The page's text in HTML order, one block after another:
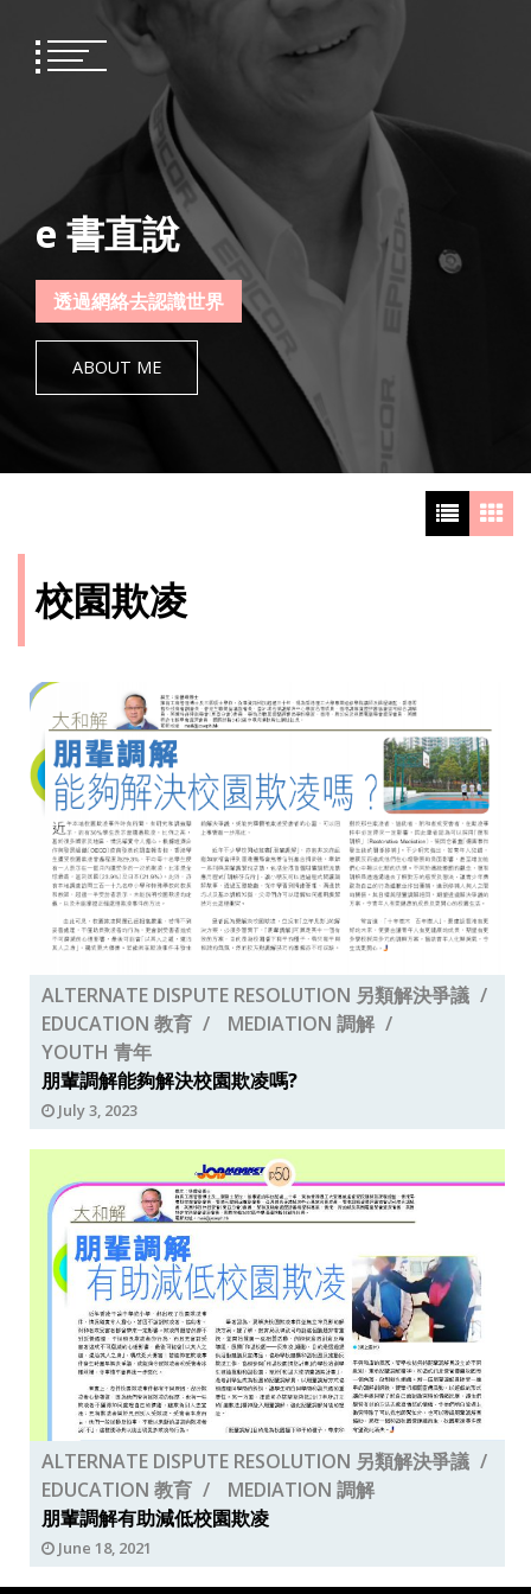
content
e 書直說
透過網絡去認識世界
ABOUT ME
校園欺凌
ALTERNATE DISPUTE RESOLUTION 另類解決爭議
EDUCATION 教育
MEDIATION 調解
YOUTH 青年
朋輩調解能夠解決校園欺凌嗎?
July 3, 2023
ALTERNATE DISPUTE RESOLUTION 另類解決爭議
EDUCATION 教育
MEDIATION 調解
朋輩調解有助減低校園欺凌
June 18, 2021